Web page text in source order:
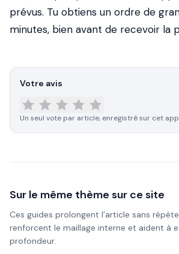
prévus. Tu obtiens un ordre de
minutes, bien avant de recevoir la
Votre avis
Un seul vote par article, enregistré sur cet
Sur le même thème sur ce site
Ces guides prolongent l’article sans
renforcent le maillage interne et aident à
profondeur.